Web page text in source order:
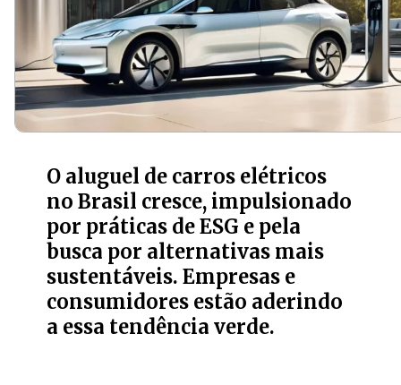
O aluguel de carros elétricos
no Brasil cresce, impulsionado
por práticas de ESG e pela
busca por alternativas mais
sustentáveis. Empresas e
consumidores estão aderindo
a essa tendência verde.